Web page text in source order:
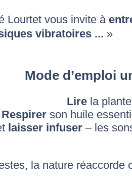
Lourtet vous invite à
vibratoires ... »
Mode d’emploi
Lire la plante
Respirer son huile
laisser infuser – les
la nature réaccorde